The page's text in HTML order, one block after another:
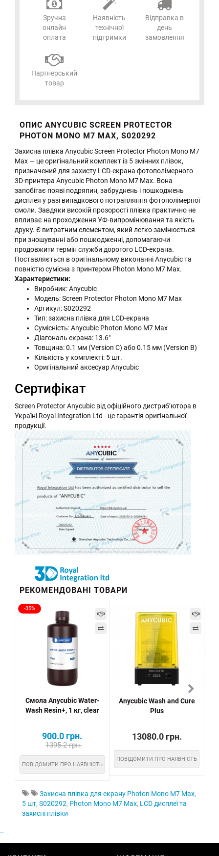
Зручна
онлайн
оплата
Наявність
технічної
підтримки
Відправка в
день
замовлення
Партнерський
товар
ОПИС ANYCUBIC SCREEN PROTECTOR
PHOTON MONO M7 MAX, S020292
Захисна плівка Anycubic Screen Protector Photon Mono M7
Max — це оригінальний комплект із 5 змінних плівок,
призначений для захисту LCD-екрана фотополімерного
3D-принтера Anycubic Photon Mono M7 Max. Вона
запобігає появі подряпин, забруднень і пошкоджень
дисплея у разі випадкового потрапляння фотополімерної
смоли. Завдяки високій прозорості плівка практично не
впливає на проходження УФ-випромінювання та якість
друку. Є витратним елементом, який легко замінюється
при зношуванні або пошкодженні, допомагаючи
продовжити термін служби дорогого LCD-екрана.
Поставляється в оригінальному виконанні Anycubic та
повністю сумісна з принтером Photon Mono M7 Max.
Характеристики:
Виробник: Anycubic
Модель: Screen Protector Photon Mono M7 Max
Артикул: S020292
Тип: захисна плівка для LCD-екрана
Сумісність: Anycubic Photon Mono M7 Max
Діагональ екрана: 13.6"
Товщина: 0.1 мм (Version C) або 0.15 мм (Version B)
Кількість у комплекті: 5 шт.
Оригінальний аксесуар Anycubic
Сертифікат
Screen Protector Anycubic від офіційного дистриб’ютора в
Україні Royal Integration Ltd - це гарантія оригінальної
продукції.
РЕКОМЕНДОВАНІ ТОВАРИ
-35%
Смола Anycubic Water-
Wash Resin+, 1 кг, clear
900.0 грн.
1395.2 грн.
ПОВІДОМИТИ ПРО НАЯВНІСТЬ
Anycubic Wash and Cure
Plus
13080.0 грн.
ПОВІДОМИТИ ПРО НАЯВНІСТЬ
Захисна плівка для екрану Photon Mono M7 Max,
5 шт, S020292, Photon Mono M7 Max, LCD дисплеї та
захисні плівки
..